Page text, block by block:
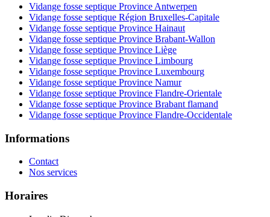
Vidange fosse septique Province Antwerpen
Vidange fosse septique Région Bruxelles-Capitale
Vidange fosse septique Province Hainaut
Vidange fosse septique Province Brabant-Wallon
Vidange fosse septique Province Liège
Vidange fosse septique Province Limbourg
Vidange fosse septique Province Luxembourg
Vidange fosse septique Province Namur
Vidange fosse septique Province Flandre-Orientale
Vidange fosse septique Province Brabant flamand
Vidange fosse septique Province Flandre-Occidentale
Informations
Contact
Nos services
Horaires